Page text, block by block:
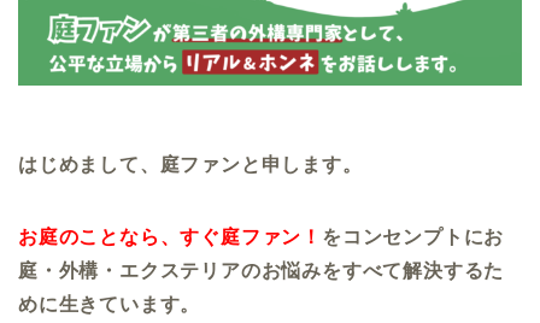
はじめまして、庭ファンと申します。
お庭のことなら、すぐ庭ファン！ をコンセンプトにお
庭・外構・エクステリアのお悩みをすべて解決するた
めに生きています。